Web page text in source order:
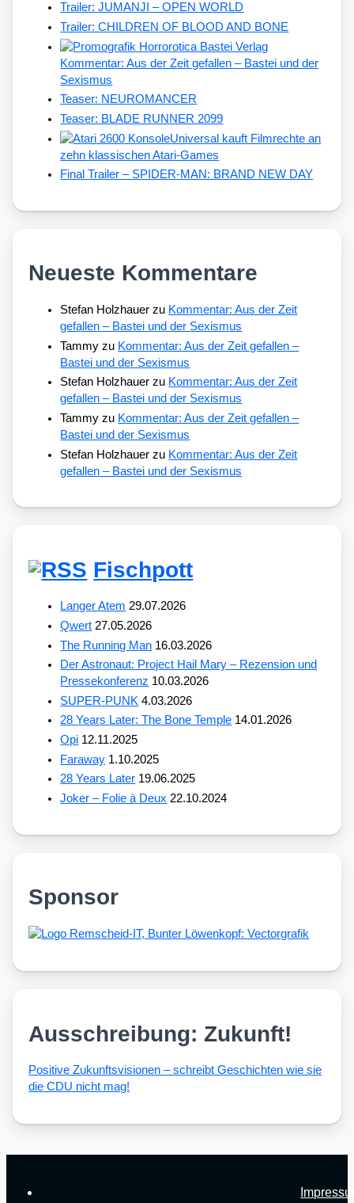
Trailer: JUMANJI – OPEN WORLD
Trailer: CHILDREN OF BLOOD AND BONE
Kommentar: Aus der Zeit gefallen – Bastei und der
Sexismus
Teaser: NEUROMANCER
Teaser: BLADE RUNNER 2099
Universal kauft Filmrechte an
zehn klassischen Atari-Games
Final Trailer – SPIDER-MAN: BRAND NEW DAY
Neueste Kommentare
Stefan Holzhauer zu Kommentar: Aus der Zeit
gefallen – Bastei und der Sexismus
Tammy zu Kommentar: Aus der Zeit gefallen –
Bastei und der Sexismus
Stefan Holzhauer zu Kommentar: Aus der Zeit
gefallen – Bastei und der Sexismus
Tammy zu Kommentar: Aus der Zeit gefallen –
Bastei und der Sexismus
Stefan Holzhauer zu Kommentar: Aus der Zeit
gefallen – Bastei und der Sexismus
Fischpott
Langer Atem 29.07.2026
Qwert 27.05.2026
The Running Man 16.03.2026
Der Astronaut: Project Hail Mary – Rezension und
Pressekonferenz 10.03.2026
SUPER-PUNK 4.03.2026
28 Years Later: The Bone Temple 14.01.2026
Opi 12.11.2025
Faraway 1.10.2025
28 Years Later 19.06.2025
Joker – Folie à Deux 22.10.2024
Sponsor
Ausschreibung: Zukunft!
Posi­ti­ve Zukunfts­vi­sio­nen – schreibt Geschich­ten wie sie
die CDU nicht mag!